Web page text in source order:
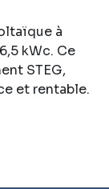
à
kWc. Ce
STEG,
et rentable.